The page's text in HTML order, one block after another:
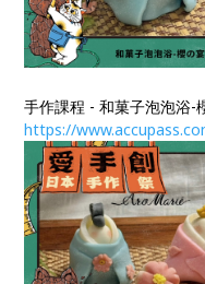
手作課程 - 和菓子泡泡浴-
https://